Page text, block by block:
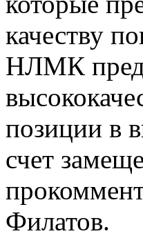
качеству
НЛМК
позиции в
счет
Филатов.